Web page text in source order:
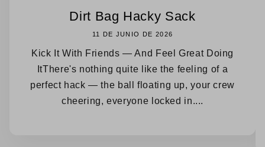
Dirt Bag Hacky Sack
11 DE JUNIO DE 2026
Kick It With Friends — And Feel Great Doing
ItThere's nothing quite like the feeling of a
perfect hack — the ball floating up, your crew
cheering, everyone locked in....